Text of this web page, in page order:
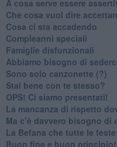
A cosa serve essere
​Che cosa vuol dire
​Cosa ci sta accadendo
​Compleanni speciali
​Famiglie disfunzionali
​Abbiamo bisogno di
Sono solo canzonette (?)
​Stai bene con te stesso?
​OPS! Ci siamo presentati!
​La mancanza di rispetto
​Ma c’è davvero bisogno di
​La Befana che tutte le
Buon fine e buon principio!